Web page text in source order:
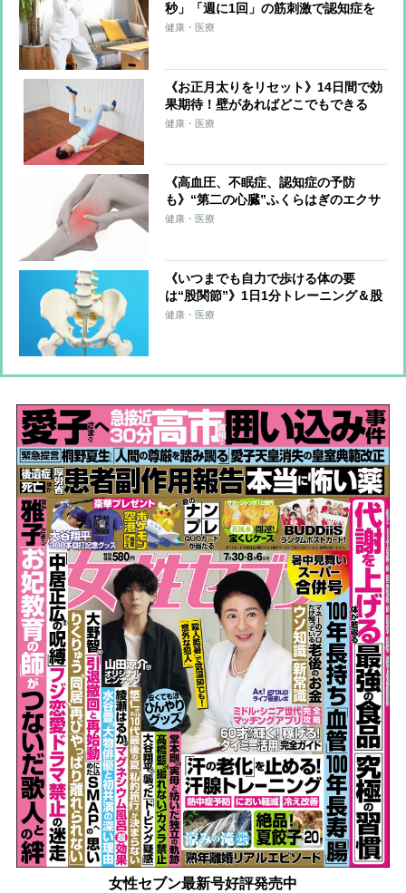
秒」「週に1回」の筋刺激で認知症を
予防する「30秒スクワット」
健康・医療
《お正月太りをリセット》14日間で効
果期待！壁があればどこでもできる
「壁ピラティスダイエット」のやり方
健康・医療
《高血圧、不眠症、認知症の予防
も》“第二の心臓”ふくらはぎのエクサ
サイズを医師が伝授！血流改善、筋肉
健康・医療
《いつまでも自力で歩ける体の要
は“股関節”》1日1分トレーニング＆股
関節のズレを防ぐ習慣を医師らが解説
健康・医療
女性セブン最新号好評発売中